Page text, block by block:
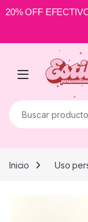
20% OFF
Skip to navigation
Buscar por:
Inicio Uso